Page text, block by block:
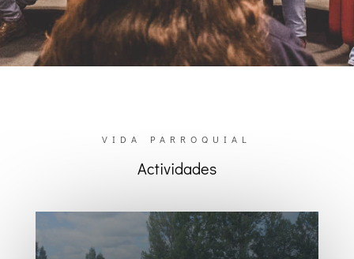
VIDA PARROQUIAL
Actividades